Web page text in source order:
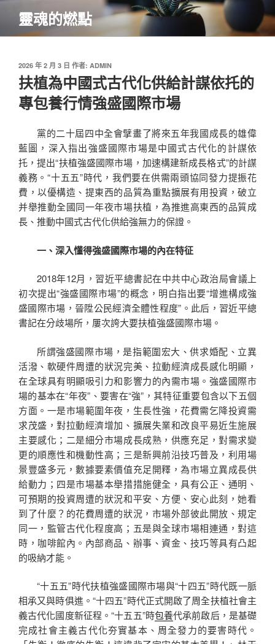
主
靈魂的燃點
發
佈
於
2026 年 2 月 3 日 作者: ADMIN
扶植為中國式古代化供給計謀依托的
專包養行情強盛國際市場
黨的二十屆四中全會擘畫了將來五年我國成長的雄偉
藍圖，深入指出強盛國際市場是中國式古代化的計謀依
托，提出“扶植強盛國際市場，加速構建新成長格式”的計謀
義務。“十五五”時代，我們要在供需兩頭協同發力提振花
費，以優構造、提東西的品質為重點擴展有用投資，破立
并舉推動全國同一年夜市場扶植，為推進高東西的品質成
長、推動中國式古代化供給強無力的保證。
一、深入懂得強盛國際市場的內在特征
2018年12月，習近平總書記在中共中心政治局會議上
初次提出“強盛國際市場”的概念，明白指出要“增進構成強
盛國際市場，晉陞公民經濟全體性程度”。此后，習近平總
書記在分歧場所，屢次誇大要扶植強盛國際市場。
所謂強盛國際市場，是指範圍宏大、供求婚配、立異
活潑、軟硬件周遭的狀況完美、拉動經濟成長感化明顯，
在全球具有明顯吸引力和影響力的內需市場。強盛國際市
場的基本在“年夜”、要害在“強”，其特征重要包含以下五個
方面。一是市場範圍年夜，生長性強，花費需乞降投資需
求茂盛，對拉動經濟增加、擴展失業和改良平易近生施展
主要感化；二是細分市場成長成熟，供應充足，對需求變
更的順應性和機動性高；三是新興前沿技巧普及，利用場
景豐盛多元，數據要素價值充足開釋，為市場立異成長供
給動力；四是市場基本舉措措施健全，具有公正、通明、
可預期的投資周遭的狀況和平安、方便、安心此刻，她看
到了什麼？的花費周遭的狀況，市場外部彼此開放、規定
同一，監管古代化程度高；五是與全球市場相連通，對這
時，咖啡館內。內部商品、辦事、資金、技巧等具有凸起
的吸納才能。
“十五五”時代扶植強盛國際市場與“十四五”時代既一脈
相承又與時俱進。“十四五”時代正式開啟了周全扶植社會主
義古代化國度新征程。“十五五”時包養代承前啟后，是基礎
完成社會主義古代化夯實基本、周全發力的要害時代。